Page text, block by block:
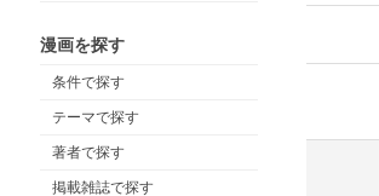
漫画を探す
条件で探す
テーマで探す
著者で探す
掲載雑誌で探す